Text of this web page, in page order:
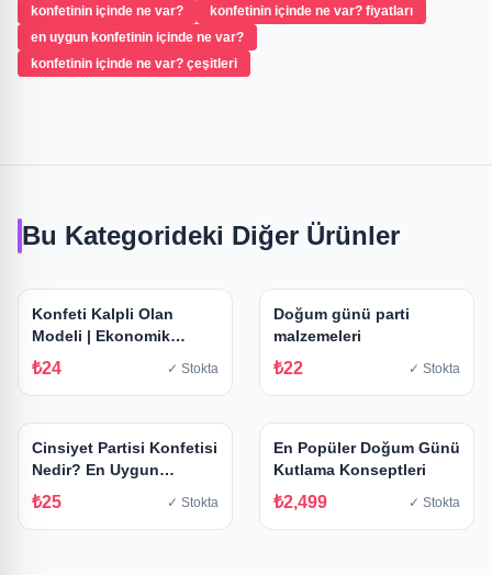
konfetinin içinde ne var?
konfetinin içinde ne var? fiyatları
en uygun konfetinin içinde ne var?
konfetinin içinde ne var? çeşitleri
Bu Kategorideki Diğer Ürünler
Konfeti Kalpli Olan
Modeli | Ekonomik
Seçenek
₺24 ✓ Stokta
Doğum günü parti
malzemeleri
₺22 ✓ Stokta
Cinsiyet Partisi Konfetisi
Nedir? En Uygun
Fiyatlar
₺25 ✓ Stokta
En Popüler Doğum Günü
Kutlama Konseptleri
₺2,499 ✓ Stokta